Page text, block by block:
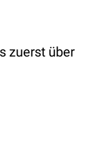
zuerst über